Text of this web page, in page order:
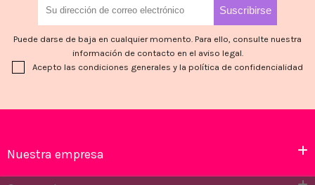
Puede darse de baja en cualquier momento. Para ello, consulte nuestra
información de contacto en el aviso legal.
Acepto las condiciones generales y la política de confidencialidad
Nuestra empresa